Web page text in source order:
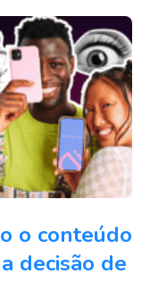
o conteúdo
decisão de